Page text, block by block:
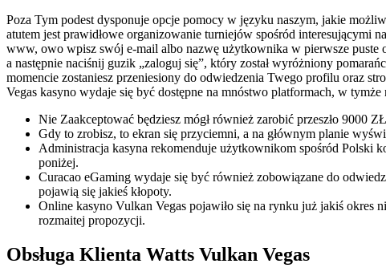
Poza Tym podest dysponuje opcje pomocy w języku naszym, jakie
atutem jest prawidłowe organizowanie turniejów spośród interesującymi
www, owo wpisz swój e-mail albo nazwę użytkownika w pierwsze puste
a następnie naciśnij guzik „zaloguj się”, który został wyróżniony
momencie zostaniesz przeniesiony do odwiedzenia Twego profilu oraz
Vegas kasyno wydaje się być dostępne na mnóstwo platformach, w
Nie Zaakceptować będziesz mógł również zarobić przeszło 9000
Gdy to zrobisz, to ekran się przyciemni, a na głównym planie
Administracja kasyna rekomenduje użytkownikom spośród Polski
poniżej.
Curacao eGaming wydaje się być również zobowiązane do
pojawią się jakieś kłopoty.
Online kasyno Vulkan Vegas pojawiło się na rynku już jakiś
rozmaitej propozycji.
Obsługa Klienta Watts Vulkan Vegas